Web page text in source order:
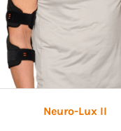
Neuro-Lux II